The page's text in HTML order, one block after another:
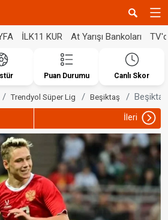
İLK11 KUR At Yarışı Bankoları
Puan Durumu Canlı Skor
Trendyol Süper Lig Beşiktaş
İleri